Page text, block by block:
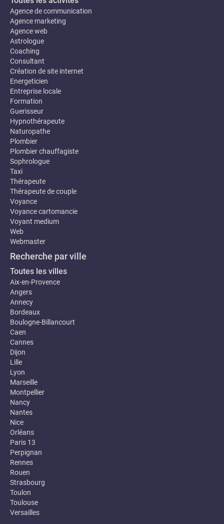
Agence de communication
Agence marketing
Agence web
Astrologue
Coaching
Consultant
Création de site internet
Energeticien
Entreprise locale
Formation
Guerisseur
Hypnothérapeute
Naturopathe
Plombier
Plombier chauffagiste
Sophrologue
Taxi
Thérapeute
Thérapeute de couple
Voyance
Voyance cartomancie
Voyant medium
Web
Webmaster
Recherche par ville
Toutes les villes
Aix-en-Provence
Angers
Annecy
Bordeaux
Boulogne-Billancourt
Caen
Cannes
Dijon
Lille
Lyon
Marseille
Montpellier
Nancy
Nantes
Nice
Orléans
Paris 13
Perpignan
Rennes
Rouen
Strasbourg
Toulon
Toulouse
Versailles